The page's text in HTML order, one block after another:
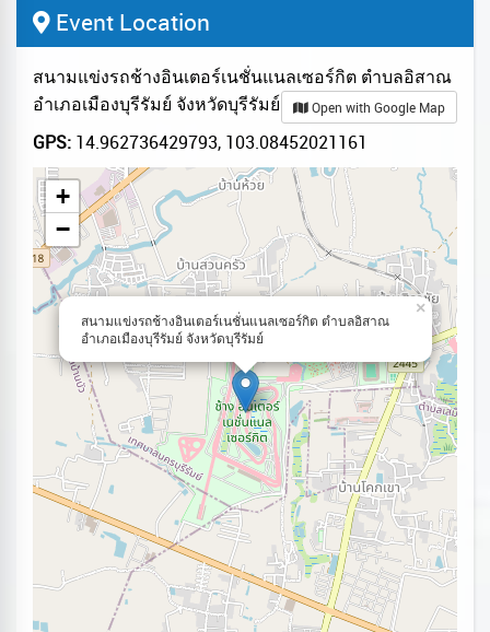
Event Location
สนามแข่งรถช้างอินเตอร์เนชั่นแนลเซอร์กิต ตำบลอิสาณ
อำเภอเมืองบุรีรัมย์ จังหวัดบุรีรัมย์
Open with Google Map
GPS: 14.962736429793, 103.08452021161
สนามแข่งรถช้างอินเตอร์เนชั่นแนลเซอร์กิต ตำบลอิสาณ
อำเภอเมืองบุรีรัมย์ จังหวัดบุรีรัมย์
×
+
−